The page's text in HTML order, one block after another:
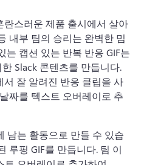
스러운 제품 출시에서 살아
내부 팀의 승리는 완벽한 밈
는 캡션 있는 반복 반응 GIF는
잘 알려진 반응 클립을 사
짜를 텍스트 오버레이로 추
남는 활동으로 만들 수 있습
루핑 GIF를 만듭니다. 팀 이